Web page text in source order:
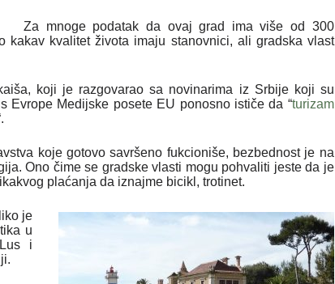
Za mnoge podatak da ovaj grad ima više od 300
kvalitet života imaju stanovnici, ali gradska vlast
koji je razgovarao sa novinarima iz Srbije koji su
Evrope Medijske posete EU ponosno ističe da “turizam
koje gotovo savršeno fukcioniše, bezbednost je na
Ono čime se gradske vlasti mogu pohvaliti jeste da je
plaćanja da iznajme bicikl, trotinet.
je
u
i